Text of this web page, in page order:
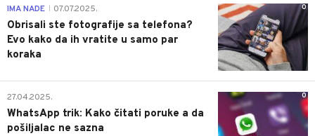
0
IMA NADE 07.07.2025.
Obrisali ste fotografije sa telefona?
Evo kako da ih vratite u samo par
koraka
0
27.04.2025.
WhatsApp trik: Kako čitati poruke a da
pošiljalac ne sazna